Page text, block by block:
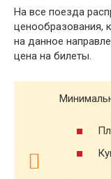
На все поезда
ценообразования,
на данное
цена на билеты.